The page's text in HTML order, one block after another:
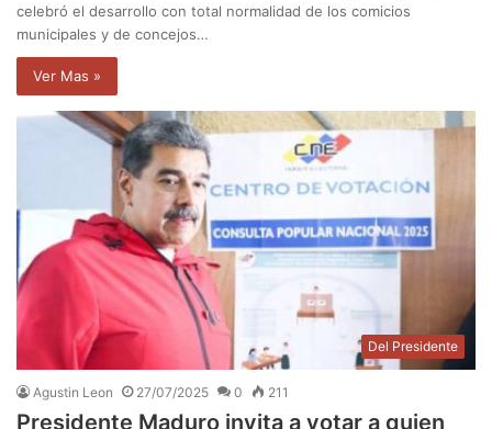
celebró el desarrollo con total normalidad de los comicios
municipales y de concejos…
Ver Mas »
Del Presidente
Agustin Leon 27/07/2025 0 211
Presidente Maduro invita a votar a quien